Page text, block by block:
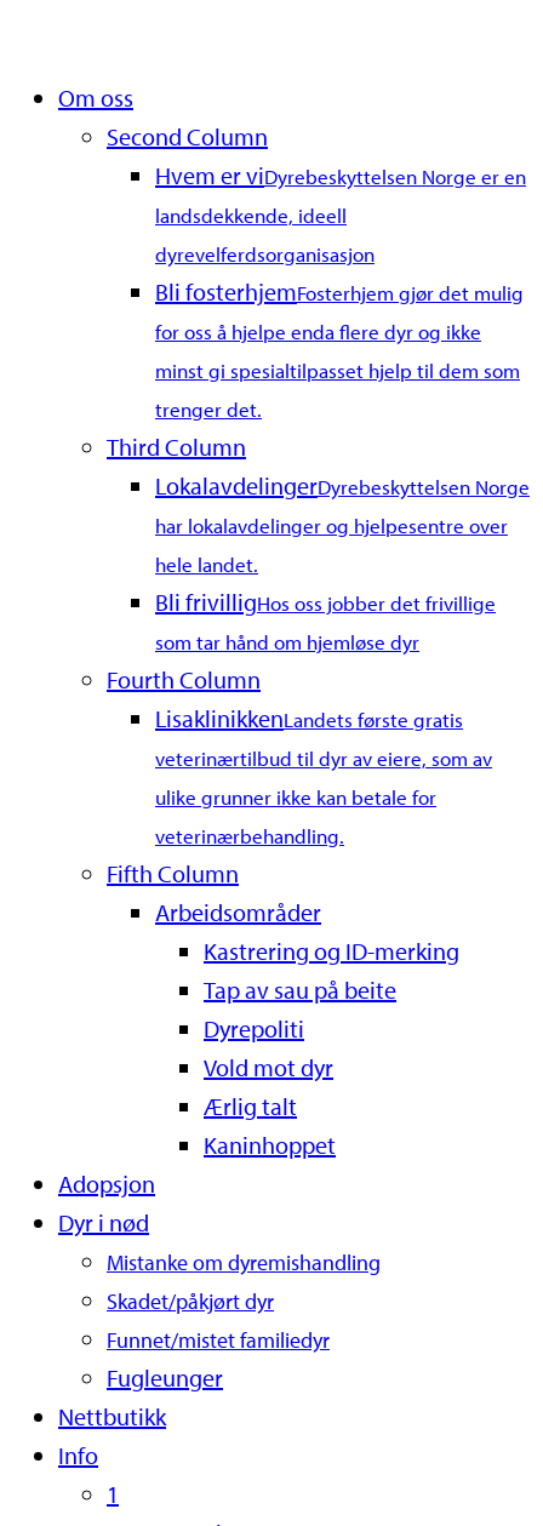
MenuOm oss
Second Column
Hvem er viDyrebeskyttelsen Norge er en
landsdekkende, ideell
dyrevelferdsorganisasjon
Bli fosterhjemFosterhjem gjør det mulig
for oss å hjelpe enda flere dyr og ikke
minst gi spesialtilpasset hjelp til dem som
trenger det.
Third Column
LokalavdelingerDyrebeskyttelsen Norge
har lokalavdelinger og hjelpesentre over
hele landet.
Bli frivilligHos oss jobber det frivillige
som tar hånd om hjemløse dyr
Fourth Column
LisaklinikkenLandets første gratis
veterinærtilbud til dyr av eiere, som av
ulike grunner ikke kan betale for
veterinærbehandling.
Fifth Column
Arbeidsområder
Kastrering og ID-merking
Tap av sau på beite
Dyrepoliti
Vold mot dyr
Ærlig talt
Kaninhoppet
Adopsjon
Dyr i nød
Mistanke om dyremishandling
Skadet/påkjørt dyr
Funnet/mistet familiedyr
Fugleunger
Nettbutikk
Info
1